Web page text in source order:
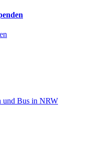
und Bus in NRW